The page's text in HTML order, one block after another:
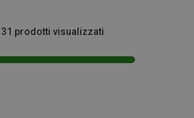
31 prodotti visualizzati